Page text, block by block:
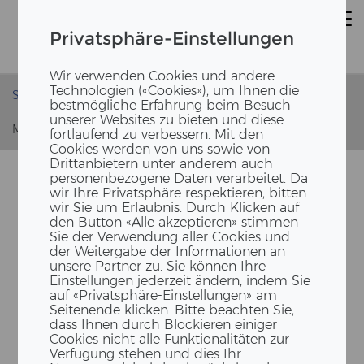
Privatsphäre-Einstellungen
Wir verwenden Cookies und andere
Technologien («Cookies»), um Ihnen die
bestmögliche Erfahrung beim Besuch
unserer Websites zu bieten und diese
fortlaufend zu verbessern. Mit den
Cookies werden von uns sowie von
Drittanbietern unter anderem auch
personenbezogene Daten verarbeitet. Da
wir Ihre Privatsphäre respektieren, bitten
wir Sie um Erlaubnis. Durch Klicken auf
den Button «Alle akzeptieren» stimmen
Sie der Verwendung aller Cookies und
der Weitergabe der Informationen an
unsere Partner zu. Sie können Ihre
Einstellungen jederzeit ändern, indem Sie
auf «Privatsphäre-Einstellungen» am
Seitenende klicken. Bitte beachten Sie,
dass Ihnen durch Blockieren einiger
Cookies nicht alle Funktionalitäten zur
Verfügung stehen und dies Ihr
Startseite
News
Zukünftiges Bauen verlangt Einklang von Mensch und
Maschine
ZU­KÜNF­TI­GES BAUEN VER­
LANGT EIN­KLANG VON
MENSCH UND MA­SCHI­NE